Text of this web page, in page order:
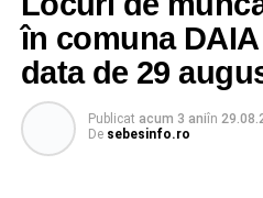
în comuna
data de 29
Publicat acum 3 aniîn
De sebesinfo.ro